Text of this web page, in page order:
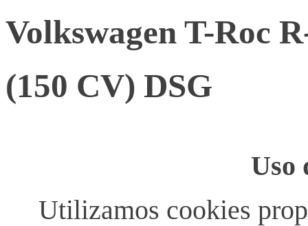
Volkswagen T-Roc
(150 CV) DSG
Uso
Utilizamos cookies